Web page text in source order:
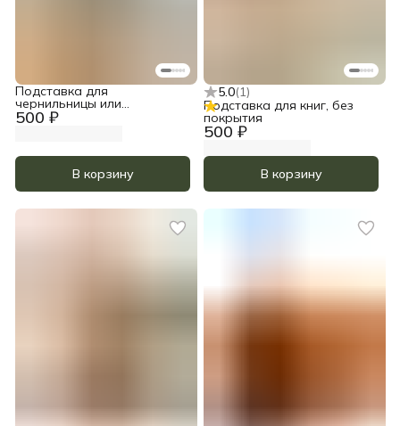
500 ₽
Подставка для
чернильницы или
стаканчика, без покрытия
В корзину
5.0(1)
500 ₽
Подставка для книг, без
покрытия
В корзину